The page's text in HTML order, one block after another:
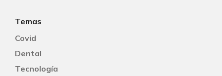
Temas
Covid
Dental
Tecnología